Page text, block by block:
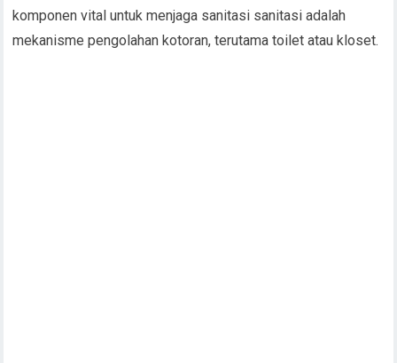
komponen vital untuk menjaga sanitasi sanitasi adalah
mekanisme pengolahan kotoran, terutama toilet atau kloset.